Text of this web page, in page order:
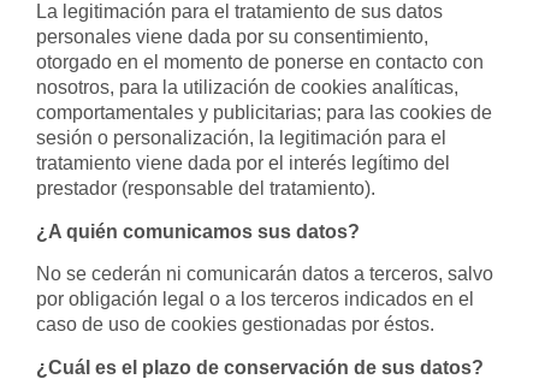
La legitimación para el tratamiento de sus datos
personales viene dada por su consentimiento,
otorgado en el momento de ponerse en contacto con
nosotros, para la utilización de cookies analíticas,
comportamentales y publicitarias; para las cookies de
sesión o personalización, la legitimación para el
tratamiento viene dada por el interés legítimo del
prestador (responsable del tratamiento).
¿A quién comunicamos sus datos?
No se cederán ni comunicarán datos a terceros, salvo
por obligación legal o a los terceros indicados en el
caso de uso de cookies gestionadas por éstos.
¿Cuál es el plazo de conservación de sus datos?